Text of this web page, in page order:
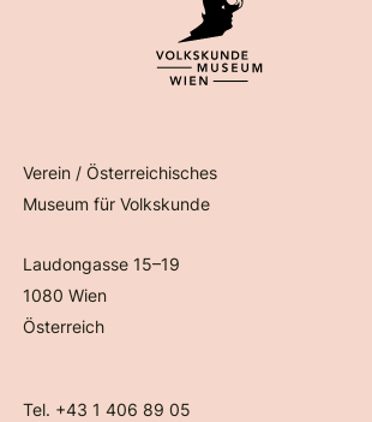
Verein / Österreichisches
Museum für Volkskunde
Laudongasse 15–19
1080 Wien
Österreich
Tel. +43 1 406 89 05